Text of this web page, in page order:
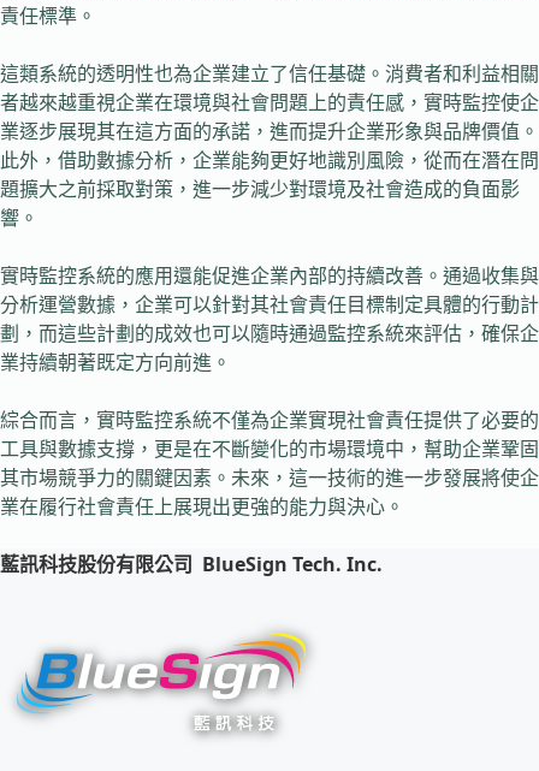
責任標準。
這類系統的透明性也為企業建立了信任基礎。消費者和利益相關
者越來越重視企業在環境與社會問題上的責任感，實時監控使企
業逐步展現其在這方面的承諾，進而提升企業形象與品牌價值。
此外，借助數據分析，企業能夠更好地識別風險，從而在潛在問
題擴大之前採取對策，進一步減少對環境及社會造成的負面影
響。
實時監控系統的應用還能促進企業內部的持續改善。通過收集與
分析運營數據，企業可以針對其社會責任目標制定具體的行動計
劃，而這些計劃的成效也可以隨時通過監控系統來評估，確保企
業持續朝著既定方向前進。
綜合而言，實時監控系統不僅為企業實現社會責任提供了必要的
工具與數據支撐，更是在不斷變化的市場環境中，幫助企業鞏固
其市場競爭力的關鍵因素。未來，這一技術的進一步發展將使企
業在履行社會責任上展現出更強的能力與決心。
藍訊科技股份有限公司 BlueSign Tech. Inc.